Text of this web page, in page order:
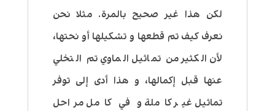
لكن هذا غير صحيح بالمرة. مثلا نحن
نعرف كيف تم قطعها و تشكيلها أو نحتها،
لأن الكثير من تماثيل الماوي تم التخلي
عنها قبل إكمالها، و هذا أدى إلى توفر
تماثيل غير كاملة و في كامل مراحل